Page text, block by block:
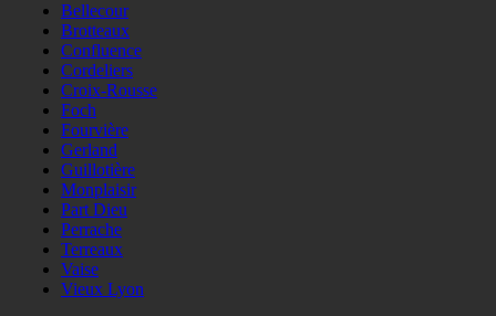
Bellecour
Brotteaux
Confluence
Cordeliers
Croix-Rousse
Foch
Fourvière
Gerland
Guillotière
Monplaisir
Part Dieu
Perrache
Terreaux
Vaise
Vieux Lyon